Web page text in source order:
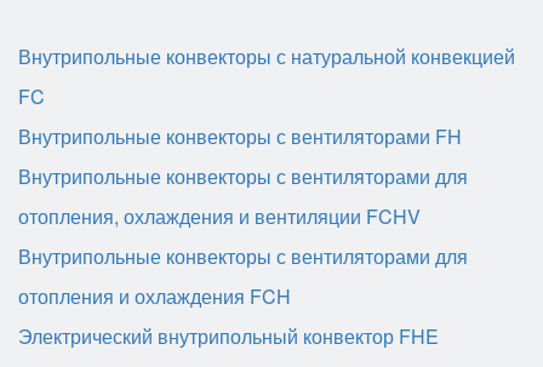
Внутрипольные конвекторы с натуральной конвекцией
FC
Внутрипольные конвекторы с вентиляторами FH
Внутрипольные конвекторы с вентиляторами для
отопления, охлаждения и вентиляции FCHV
Внутрипольные конвекторы с вентиляторами для
отопления и охлаждения FCH
Электрический внутрипольный конвектор FHE